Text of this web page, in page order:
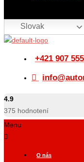
Slovak
+421 907
4.9
375 hodnotení
Menu
O nás